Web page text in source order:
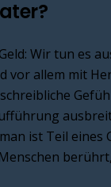
Wir tun es
vor allem mit
ist Teil eines